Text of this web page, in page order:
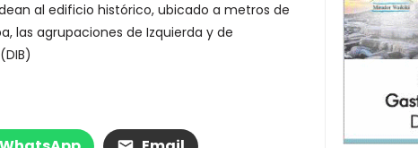
al edificio histórico, ubicado a metros de
las agrupaciones de Izquierda y de